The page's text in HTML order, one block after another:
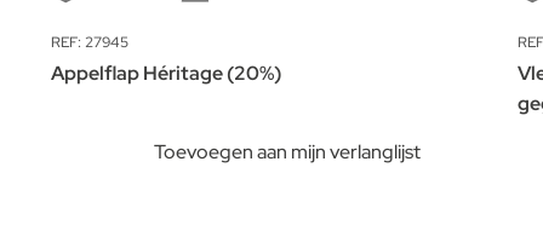
REF: 27945
Appelflap Héritage (20%)
Toevoegen aan mijn verlanglijst